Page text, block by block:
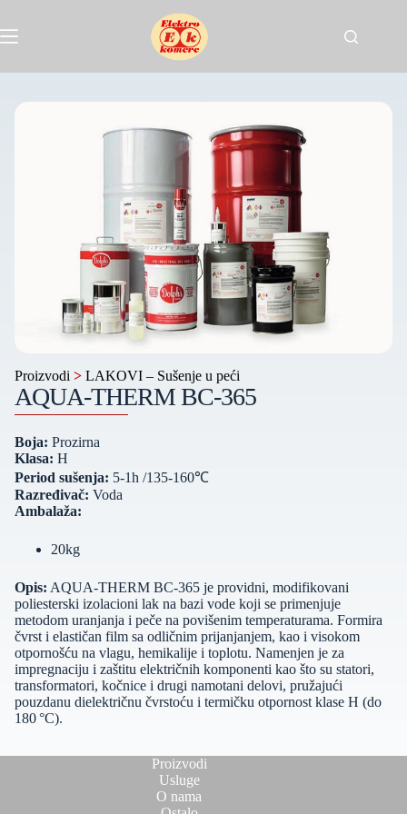
Proizvodi > LAKOVI – Sušenje u peći
AQUA-THERM BC-365
Boja: Prozirna
Klasa: H
Period sušenja: 5-1h /135-160℃
Razređivač: Voda
Ambalaža:
20kg
Opis: AQUA‑THERM BC‑365 je providni, modifikovani
poliesterski izolacioni lak na bazi vode koji se primenjuje
metodom uranjanja i peče na povišenim temperaturama. Formira
čvrst i elastičan film sa odličnim prijanjanjem, kao i visokom
otpornošću na vlagu, hemikalije i toplotu. Namenjen je za
impregnaciju i zaštitu električnih komponenti kao što su statori,
transformatori, kočnice i drugi namotani delovi, pružajući
pouzdanu dielektričnu čvrstoću i termičku otpornost klase H (do
180 °C).
Proizvodi
Usluge
O nama